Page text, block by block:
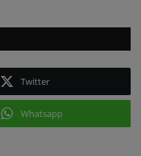
Twitter
Whatsapp